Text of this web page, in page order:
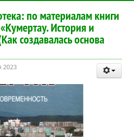
по материалам книги
История и
создавалась основа
2023